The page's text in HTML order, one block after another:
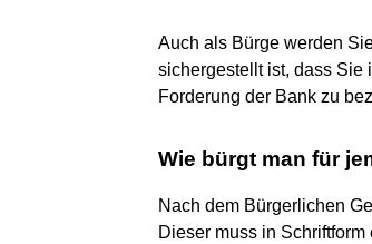
Auch als Bürge werden
sichergestellt ist, dass Sie
Forderung der Bank zu
Wie bürgt man für
Nach dem Bürgerlichen
Dieser muss in